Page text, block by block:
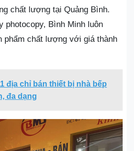
chất lượng tại Quảng Bình.
photocopy, Bình Minh luôn
phẩm chất lượng với giá thành
địa chỉ bán thiết bị nhà bếp
đa dạng